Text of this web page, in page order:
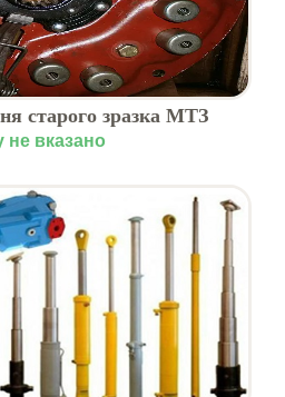
старого зразка МТЗ
не вказано